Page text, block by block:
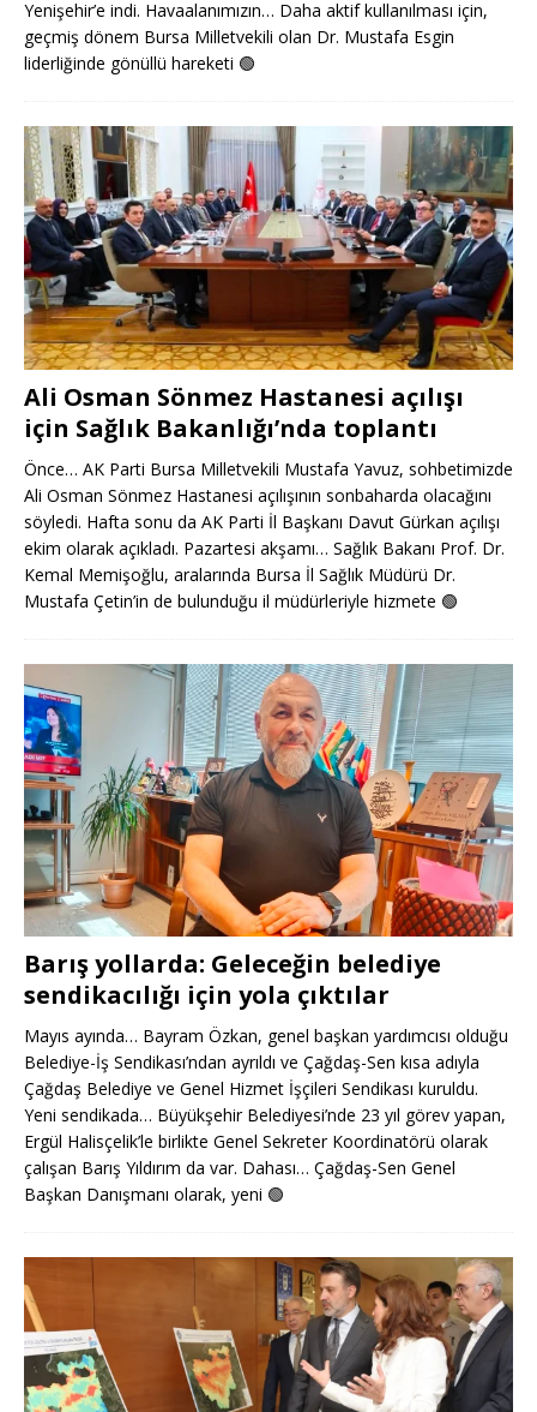
Yenişehir’e indi. Havaalanımızın… Daha aktif kullanılması için,
geçmiş dönem Bursa Milletvekili olan Dr. Mustafa Esgin
liderliğinde gönüllü hareketi 🟢
Ali Osman Sönmez Hastanesi açılışı
için Sağlık Bakanlığı’nda toplantı
Önce… AK Parti Bursa Milletvekili Mustafa Yavuz, sohbetimizde
Ali Osman Sönmez Hastanesi açılışının sonbaharda olacağını
söyledi. Hafta sonu da AK Parti İl Başkanı Davut Gürkan açılışı
ekim olarak açıkladı. Pazartesi akşamı… Sağlık Bakanı Prof. Dr.
Kemal Memişoğlu, aralarında Bursa İl Sağlık Müdürü Dr.
Mustafa Çetin’in de bulunduğu il müdürleriyle hizmete 🟢
Barış yollarda: Geleceğin belediye
sendikacılığı için yola çıktılar
Mayıs ayında… Bayram Özkan, genel başkan yardımcısı olduğu
Belediye-İş Sendikası’ndan ayrıldı ve Çağdaş-Sen kısa adıyla
Çağdaş Belediye ve Genel Hizmet İşçileri Sendikası kuruldu.
Yeni sendikada… Büyükşehir Belediyesi’nde 23 yıl görev yapan,
Ergül Halisçelik’le birlikte Genel Sekreter Koordinatörü olarak
çalışan Barış Yıldırım da var. Dahası… Çağdaş-Sen Genel
Başkan Danışmanı olarak, yeni 🟢